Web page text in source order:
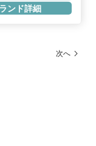
ンド詳細
次へ